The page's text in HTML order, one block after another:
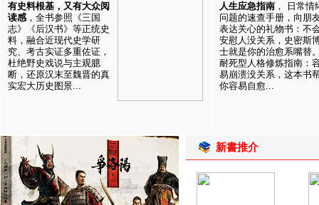
有史料根基，又有大众阅
读感 ，全书参照《三国
志》《后汉书》等正统史
料，融合近现代史学研
究、考古实证多重佐证，
杜绝野史戏说与主观臆
断，还原汉末至魏晋的真
实宏大历史图景...
人生应急指南 ， 日常情
问题的速查手册，向朋
表达关心的礼物书：不
安慰人没关系，史密斯
士就是你的治愈系嘴替
耐死型人格修炼指南：
易崩溃没关系，这本书
你容易自愈...
新書推介